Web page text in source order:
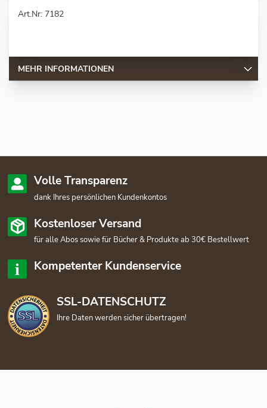
Art.Nr: 7182
MEHR INFORMATIONEN
Volle Transparenz
dank Ihres persönlichen Kundenkontos
Kostenloser Versand
für alle Abos sowie für Bücher & Produkte ab 30€ Bestellwert
Kompetenter Kundenservice
SSL-DATENSCHUTZ
Ihre Daten werden sicher übertragen!